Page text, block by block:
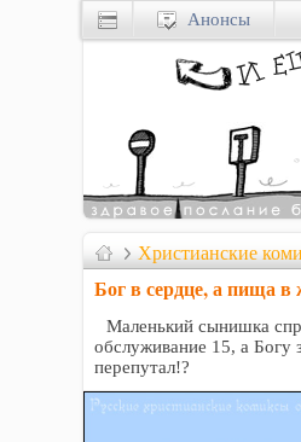
Христианские
Бог в сердце, а пища в
Маленький сынишка
обслуживание 15, а Богу
перепутал!?
Анонсы